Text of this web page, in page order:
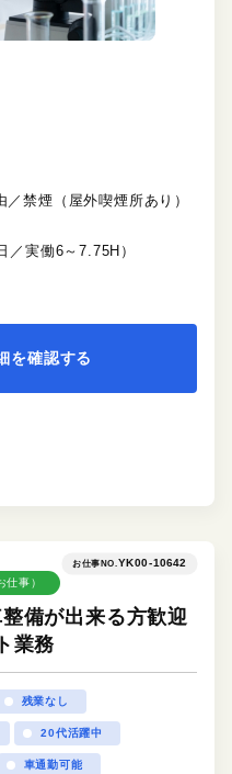
禁煙（屋外喫煙所あり）
実働6～7.75H）
を確認する
お仕事NO.YK00-10642
事）
備が出来る方歓迎
業務
残業なし
20代活躍中
車通勤可能